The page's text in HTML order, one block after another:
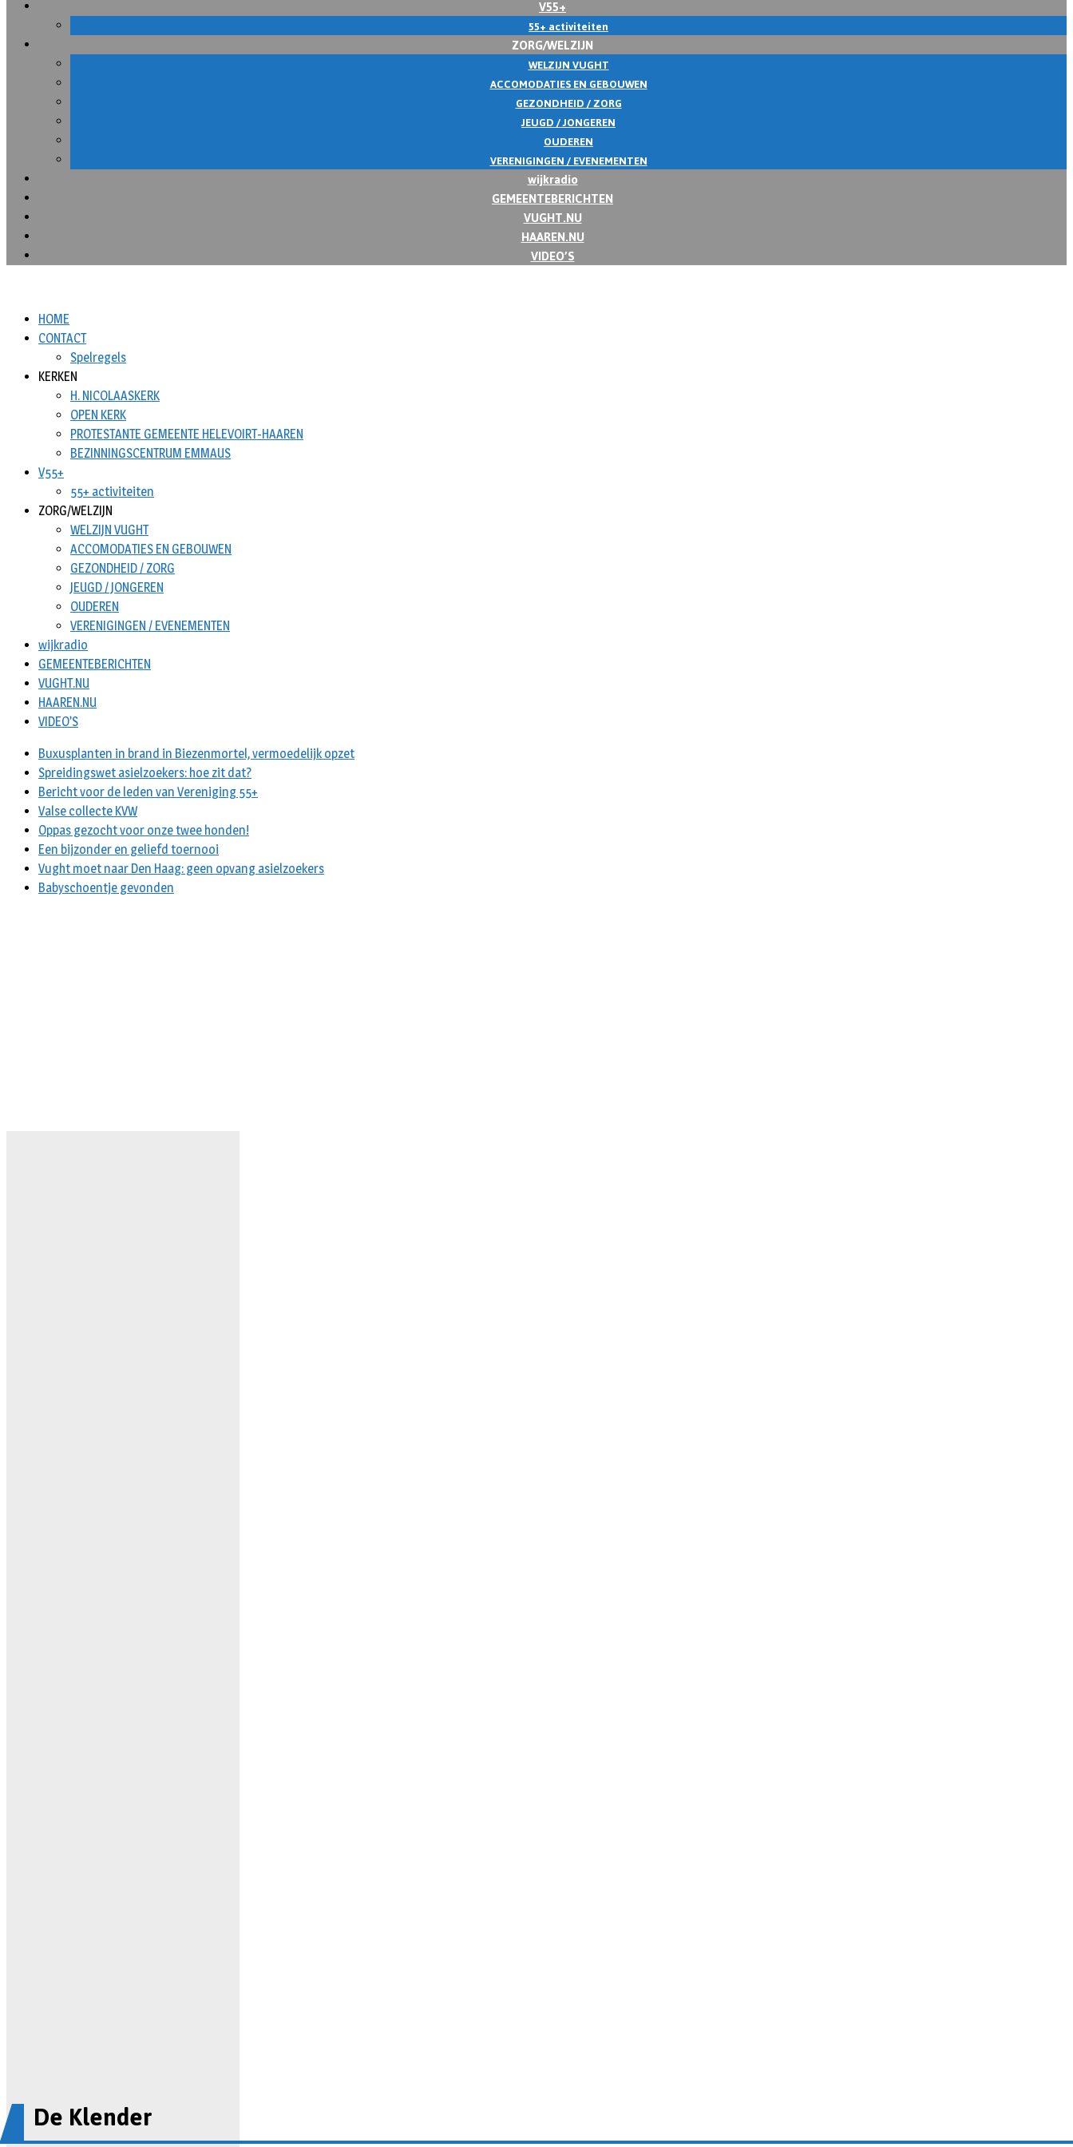
V55+
55+ activiteiten
ZORG/WELZIJN
WELZIJN VUGHT
ACCOMODATIES EN GEBOUWEN
GEZONDHEID / ZORG
JEUGD / JONGEREN
OUDEREN
VERENIGINGEN / EVENEMENTEN
wijkradio
GEMEENTEBERICHTEN
VUGHT.NU
HAAREN.NU
VIDEO’S
HOME
CONTACT
Spelregels
KERKEN
H. NICOLAASKERK
OPEN KERK
PROTESTANTE GEMEENTE HELEVOIRT-HAAREN
BEZINNINGSCENTRUM EMMAUS
V55+
55+ activiteiten
ZORG/WELZIJN
WELZIJN VUGHT
ACCOMODATIES EN GEBOUWEN
GEZONDHEID / ZORG
JEUGD / JONGEREN
OUDEREN
VERENIGINGEN / EVENEMENTEN
wijkradio
GEMEENTEBERICHTEN
VUGHT.NU
HAAREN.NU
VIDEO’S
Buxusplanten in brand in Biezenmortel, vermoedelijk opzet
Spreidingswet asielzoekers: hoe zit dat?
Bericht voor de leden van Vereniging 55+
Valse collecte KVW
Oppas gezocht voor onze twee honden!
Een bijzonder en geliefd toernooi
Vught moet naar Den Haag: geen opvang asielzoekers
Babyschoentje gevonden
De Klender